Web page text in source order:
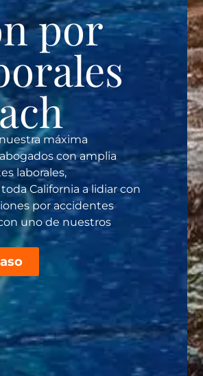
por
máxima
con amplia
laborales,
California a lidiar con
por accidentes
uno de nuestros